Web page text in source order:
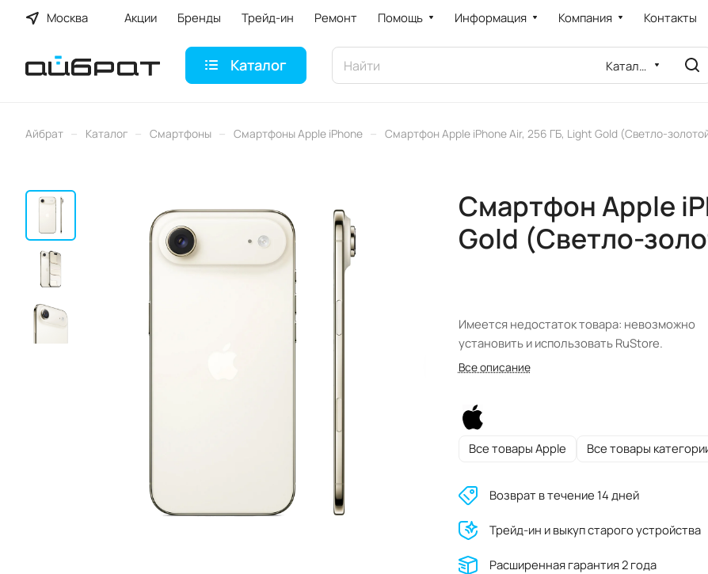
Москва Акции Бренды Трейд-ин Ремонт Помощь Информация Компания Контакты
Каталог Каталог
Айбрат – Каталог – Смартфоны – Смартфоны Apple iPhone – Смартфон Apple iPhone Air, 256 ГБ, Light Gold (Светло-
Смартфон Apple
Gold (Светло-
Имеется недостаток товара: невозможно
установить и использовать RuStore.
Все описание
Все товары Apple Все товары
Возврат в течение 14 дней
Трейд-ин и выкуп старого устройства
Расширенная гарантия 2 года